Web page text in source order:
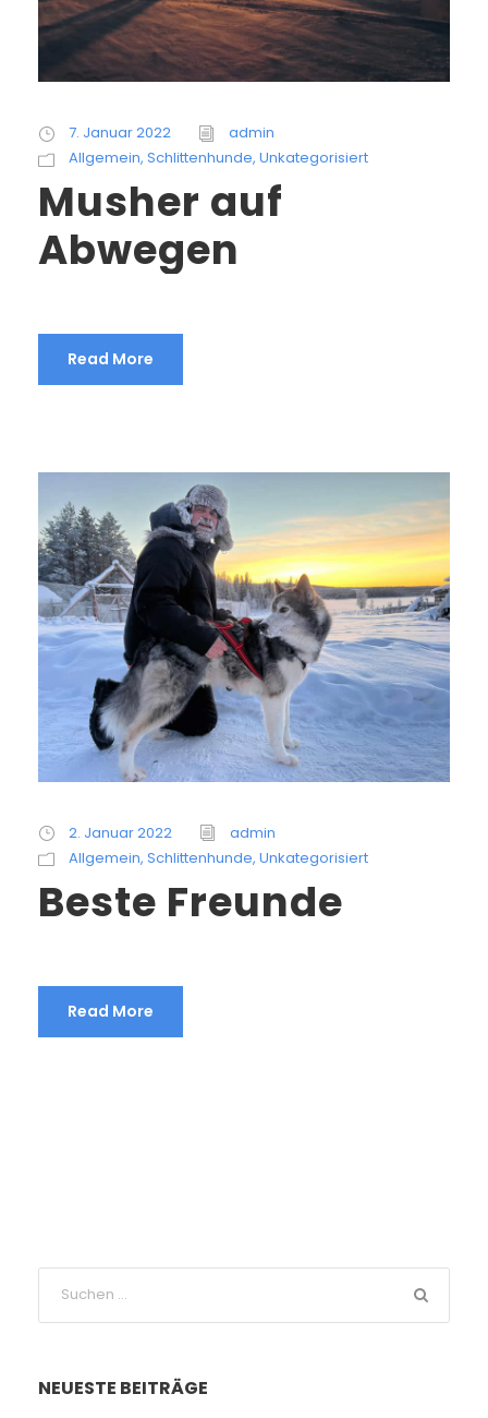
7. Januar 2022
admin
Allgemein, Schlittenhunde, Unkategorisiert
Musher auf
Abwegen
Read More
2. Januar 2022
admin
Allgemein, Schlittenhunde, Unkategorisiert
Beste Freunde
Read More
NEUESTE BEITRÄGE